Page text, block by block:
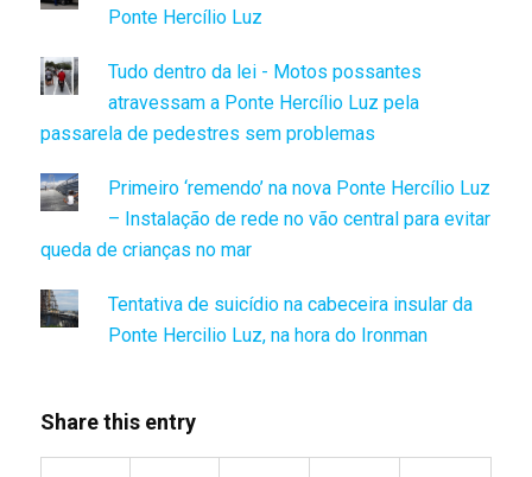
Ponte Hercílio Luz
Tudo dentro da lei - Motos possantes
atravessam a Ponte Hercílio Luz pela
passarela de pedestres sem problemas
Primeiro ‘remendo’ na nova Ponte Hercílio Luz
– Instalação de rede no vão central para evitar
queda de crianças no mar
Tentativa de suicídio na cabeceira insular da
Ponte Hercilio Luz, na hora do Ironman
Share this entry